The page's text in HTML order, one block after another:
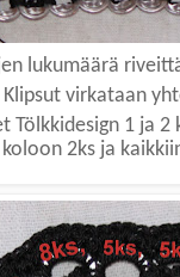
lukumäärä
Klipsut virkataan
Tölkkidesign 1 ja 2
2ks ja